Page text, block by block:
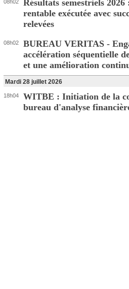
08h02
Résultats semestriels
rentable exécutée avec
relevées
08h02
BUREAU VERITAS -
accélération séquentielle
et une amélioration
Mardi 28 juillet 2026
18h04
WITBE : Initiation de la
bureau d'analyse